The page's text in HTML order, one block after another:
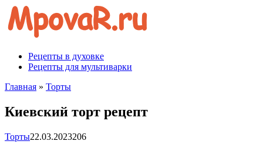
Перейти
контенту
Рецепты в духовке
Рецепты для мультиварки
Главная » Торты
Киевский торт рецепт
Торты22.03.2023206